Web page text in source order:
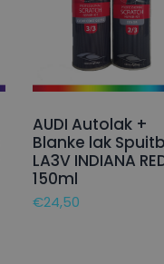
AUDI Autolak +
Blanke lak
LA3V INDIANA
150ml
€24,50